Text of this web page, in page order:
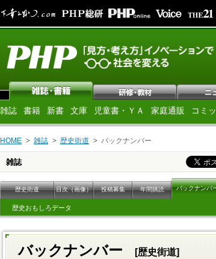
雑誌 書籍 新書 文庫 児童書・ＹＡ 家庭通販 コミ
HOME 雑誌 歴史街道 バックナンバー
雑誌
歴史街道 目次（画像） 投稿募集 年間購読 バックナンバ
歴史おもしろデータ
バックナンバー [歴史街道]